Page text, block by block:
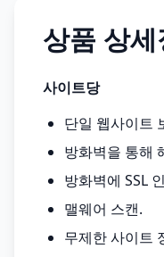
상품 상
사이트당
단일 웹사이트
방화벽을 통해
방화벽에 SSL
맬웨어 스캔.
무제한 사이트